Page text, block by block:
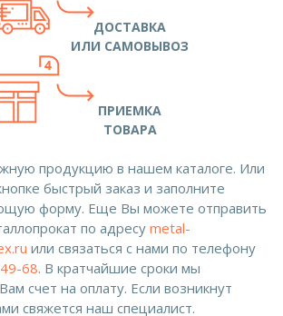
ДОСТАВКА
ИЛИ САМОВЫВОЗ
ПРИЕМКА
ТОВАРА
продукцию в нашем каталоге. Или
быстрый заказ и заполните
форму. Еще Вы можете отправить
по адресу metal-
или связаться с нами по телефону
68. В кратчайшие сроки мы
счет на оплату. Если возникнут
свяжется наш специалист.